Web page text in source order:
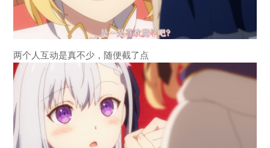
两个人互动是真不少，随便截了点